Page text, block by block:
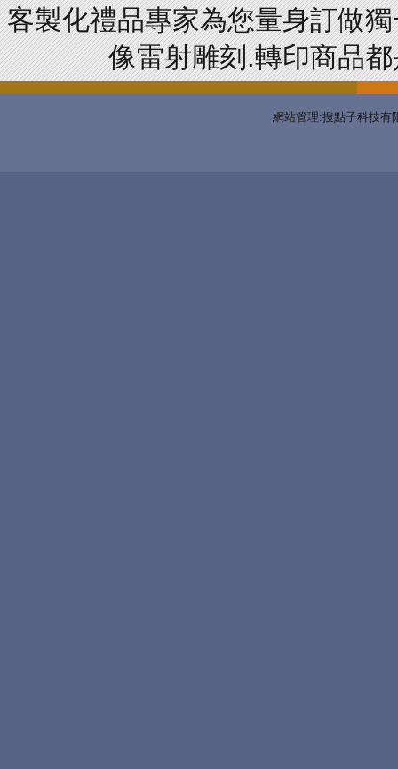
客製化禮品專家為您量身訂做
像雷射雕刻.轉印商品
網站管理:搜點子科技有